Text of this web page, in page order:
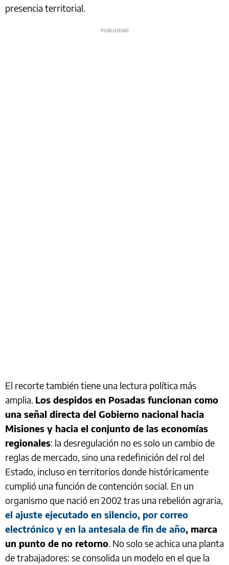
presencia territorial.
El recorte también tiene una lectura política más
amplia. Los despidos en Posadas funcionan como
una señal directa del Gobierno nacional hacia
Misiones y hacia el conjunto de las economías
regionales: la desregulación no es solo un cambio de
reglas de mercado, sino una redefinición del rol del
Estado, incluso en territorios donde históricamente
cumplió una función de contención social. En un
organismo que nació en 2002 tras una rebelión agraria,
el ajuste ejecutado en silencio, por correo
electrónico y en la antesala de fin de año, marca
un punto de no retorno . No solo se achica una planta
de trabajadores: se consolida un modelo en el que la